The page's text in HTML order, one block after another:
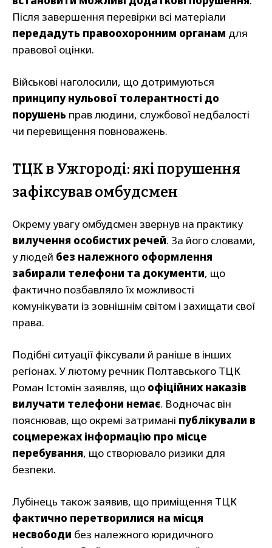
Після завершення перевірки всі матеріали
передадуть правоохоронним органам для
правової оцінки.
Військові наголосили, що дотримуються
принципу нульової толерантності до
порушень прав людини, службової недбалості
чи перевищення повноважень.
ТЦК в Ужгороді: які порушення
зафіксував омбудсмен
Окрему увагу омбудсмен звернув на практику
вилучення особистих речей. За його словами,
у людей без належного оформлення
забирали телефони та документи, що
фактично позбавляло їх можливості
комунікувати із зовнішнім світом і захищати свої
права.
Подібні ситуації фіксували й раніше в інших
регіонах. У лютому речник Полтавського ТЦК
Роман Істомін заявляв, що офіційних наказів
вилучати телефони немає. Водночас він
пояснював, що окремі затримані публікували в
соцмережах інформацію про місце
перебування, що створювало ризики для
безпеки.
Лубінець також заявив, що приміщення ТЦК
фактично перетворилися на місця
несвободи без належного юридичного